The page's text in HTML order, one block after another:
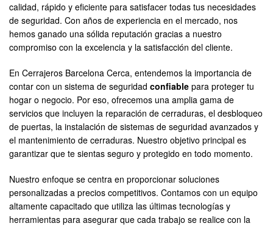
calidad, rápido y eficiente para satisfacer todas tus necesidades
de seguridad. Con años de experiencia en el mercado, nos
hemos ganado una sólida reputación gracias a nuestro
compromiso con la excelencia y la satisfacción del cliente.
En Cerrajeros Barcelona Cerca, entendemos la importancia de
contar con un sistema de seguridad confiable para proteger tu
hogar o negocio. Por eso, ofrecemos una amplia gama de
servicios que incluyen la reparación de cerraduras, el desbloqueo
de puertas, la instalación de sistemas de seguridad avanzados y
el mantenimiento de cerraduras. Nuestro objetivo principal es
garantizar que te sientas seguro y protegido en todo momento.
Nuestro enfoque se centra en proporcionar soluciones
personalizadas a precios competitivos. Contamos con un equipo
altamente capacitado que utiliza las últimas tecnologías y
herramientas para asegurar que cada trabajo se realice con la